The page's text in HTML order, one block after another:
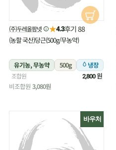
(주)두레올팜넷 ★4.3후기 88
(농할 국산)당근(500g/무농약)
유기농, 무농약 500g 냉장
조합원 2,800원
비조합원 3,080원
바우처